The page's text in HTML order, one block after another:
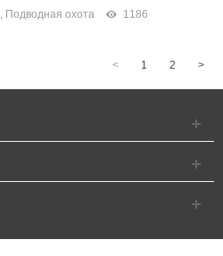
Подводная охота 1186
< 1 2 >